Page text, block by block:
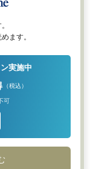
ます。
実施中
（税込）
可